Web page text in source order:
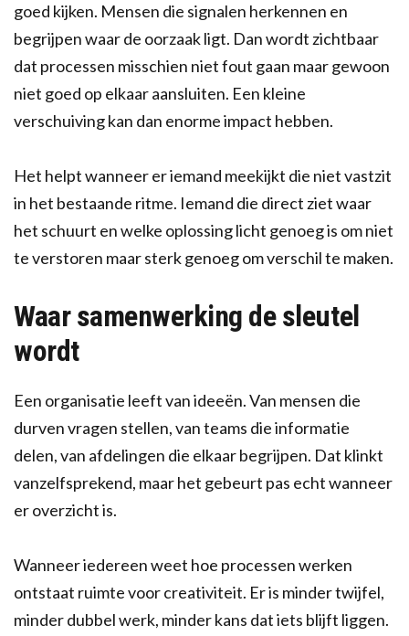
goed kijken. Mensen die signalen herkennen en
begrijpen waar de oorzaak ligt. Dan wordt zichtbaar
dat processen misschien niet fout gaan maar gewoon
niet goed op elkaar aansluiten. Een kleine
verschuiving kan dan enorme impact hebben.
Het helpt wanneer er iemand meekijkt die niet vastzit
in het bestaande ritme. Iemand die direct ziet waar
het schuurt en welke oplossing licht genoeg is om niet
te verstoren maar sterk genoeg om verschil te maken.
Waar samenwerking de sleutel
wordt
Een organisatie leeft van ideeën. Van mensen die
durven vragen stellen, van teams die informatie
delen, van afdelingen die elkaar begrijpen. Dat klinkt
vanzelfsprekend, maar het gebeurt pas echt wanneer
er overzicht is.
Wanneer iedereen weet hoe processen werken
ontstaat ruimte voor creativiteit. Er is minder twijfel,
minder dubbel werk, minder kans dat iets blijft liggen.